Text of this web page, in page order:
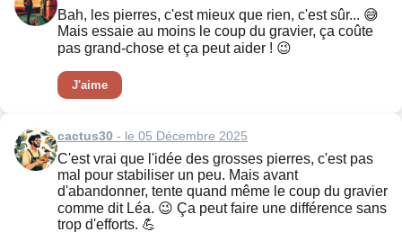
Bah, les pierres, c'est mieux que rien, c'est sûr... 😅
Mais essaie au moins le coup du gravier, ça coûte
pas grand-chose et ça peut aider ! 😉
J'aime
cactus30 - le 05 Décembre 2025
C'est vrai que l'idée des grosses pierres, c'est pas
mal pour stabiliser un peu. Mais avant
d'abandonner, tente quand même le coup du gravier
comme dit Léa. 😉 Ça peut faire une différence sans
trop d'efforts. 💪